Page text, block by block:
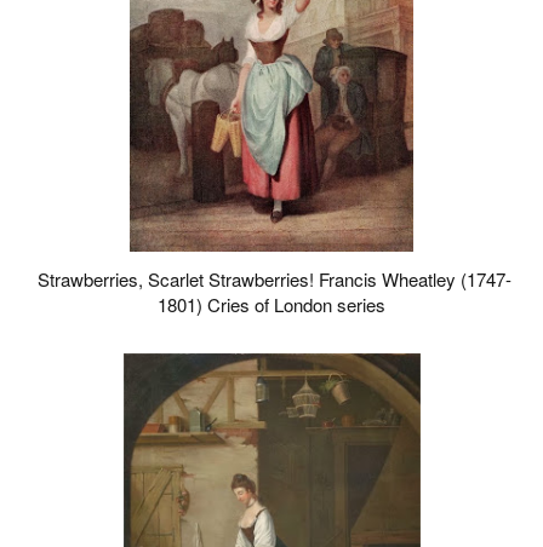
Strawberries, Scarlet Strawberries! Francis Wheatley (1747-
1801) Cries of London series